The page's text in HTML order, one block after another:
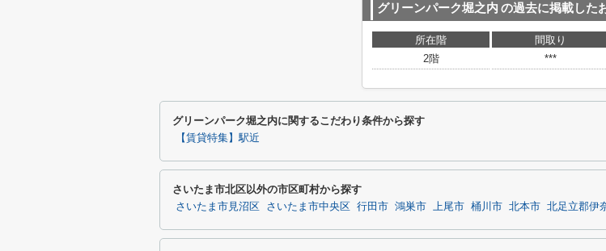
グリーンパーク堀之内 の過去に掲載した
所在階 間取り
2階
***
グリーンパーク堀之内に関するこだわり条件から探す
【賃貸特集】駅近
さいたま市北区以外の市区町村から探す
さいたま市見沼区 さいたま市中央区 行田市 鴻巣市 上尾市 桶川市 北本市 北足立郡伊